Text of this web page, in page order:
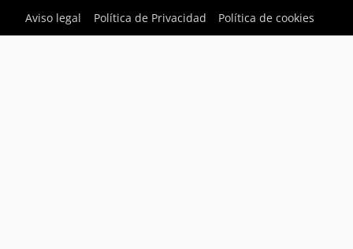
Aviso legal
Política de Privacidad Política de cookies